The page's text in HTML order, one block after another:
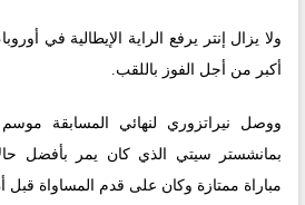
ولا يزال إنتر يرفع الراية الإيطالية في
أكبر من أجل الفوز باللقب.
بمانشستر سيتي الذي كان يمر بأفضل
مباراة ممتازة وكان على قدم المساواة قبل